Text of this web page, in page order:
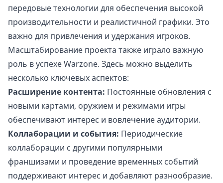
передовые технологии для обеспечения высокой
производительности и реалистичной графики. Это
важно для привлечения и удержания игроков.
Масштабирование проекта также играло важную
роль в успехе Warzone. Здесь можно выделить
несколько ключевых аспектов:
Расширение контента: Постоянные обновления с
новыми картами, оружием и режимами игры
обеспечивают интерес и вовлечение аудитории.
Коллаборации и события: Периодические
коллаборации с другими популярными
франшизами и проведение временных событий
поддерживают интерес и добавляют разнообразие.